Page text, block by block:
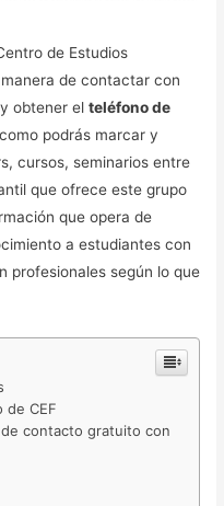
de Estudios
de contactar con
y obtener elteléfono de
podrás marcar y
cursos, seminarios entre
que ofrece este grupo
que opera de
a estudiantes con
profesionales según lo que
CEF
contacto gratuito con